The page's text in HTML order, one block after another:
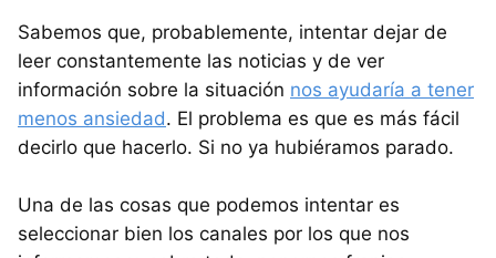
Sabemos que, probablemente, intentar dejar de
leer constantemente las noticias y de ver
información sobre la situación nos ayudaría a tener
menos ansiedad. El problema es que es más fácil
decirlo que hacerlo. Si no ya hubiéramos parado.
Una de las cosas que podemos intentar es
seleccionar bien los canales por los que nos